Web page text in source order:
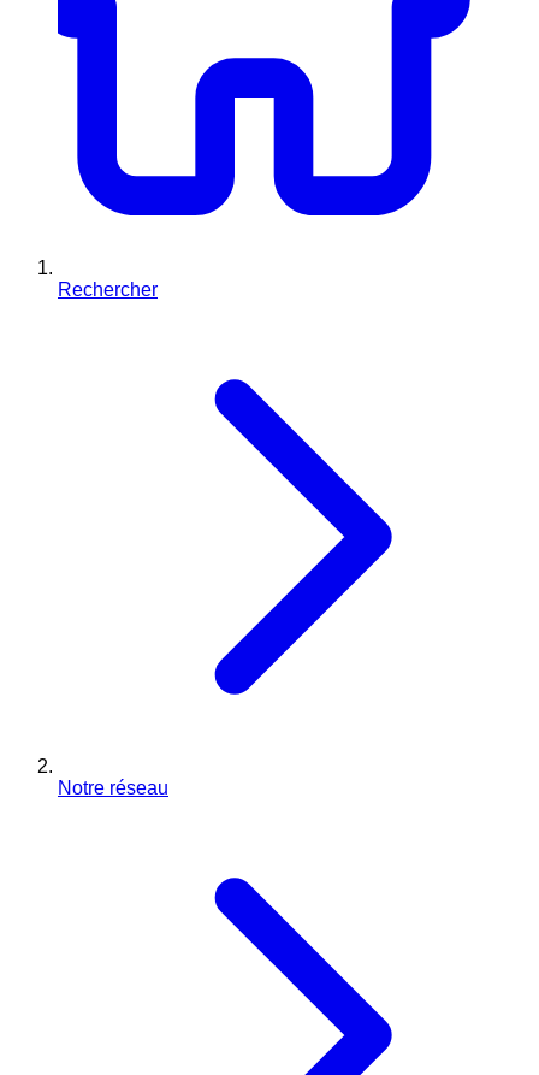
Rechercher
Notre réseau